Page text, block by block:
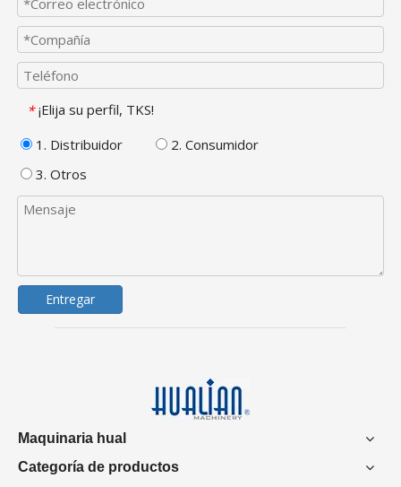
* ¡Elija su perfil, TKS!
1. Distribuidor
2. Consumidor
3. Otros
Entregar
Maquinaria hual
Categoría de productos